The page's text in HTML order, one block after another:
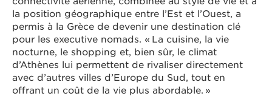
la position géographique entre l’Est et l’Ouest, a
permis à la Grèce de devenir une destination clé
pour les executive nomads. « La cuisine, la vie
nocturne, le shopping et, bien sûr, le climat
d’Athènes lui permettent de rivaliser directement
avec d’autres villes d’Europe du Sud, tout en
offrant un coût de la vie plus abordable. »